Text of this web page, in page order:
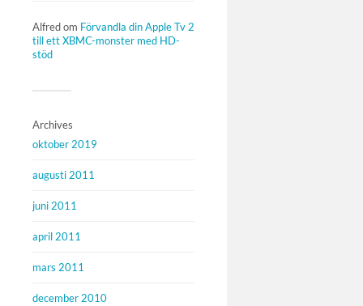
Alfredom Förvandla din Apple Tv 2
till ett XBMC-monster med HD-
stöd
Archives
oktober 2019
augusti 2011
juni 2011
april 2011
mars 2011
december 2010